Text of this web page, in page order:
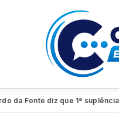
Fonte diz que 1ª suplência